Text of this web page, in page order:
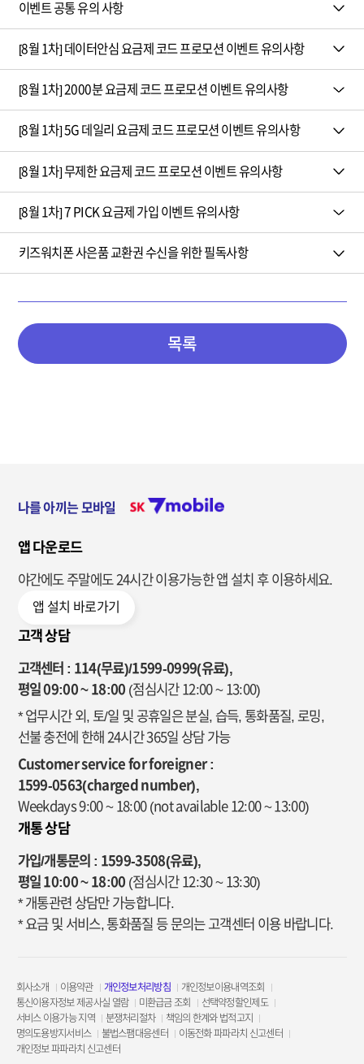
이벤트 공통 유의 사항
[8월 1차] 데이터안심 요금제 코드 프로모션 이벤트 유의사항
[8월 1차] 2000분 요금제 코드 프로모션 이벤트 유의사항
[8월 1차] 5G 데일리 요금제 코드 프로모션 이벤트 유의사항
[8월 1차] 무제한 요금제 코드 프로모션 이벤트 유의사항
[8월 1차] 7 PICK 요금제 가입 이벤트 유의사항
키즈워치폰 사은품 교환권 수신을 위한 필독사항
목록
나를 아끼는 모바일
앱 다운로드
야간에도 주말에도 24시간 이용가능한앱 설치 후 이용하세요.
앱 설치 바로가기
고객 상담
고객센터 : 114(무료)/1599-0999(유료),
평일 09:00 ~ 18:00 (점심시간 12:00 ~ 13:00)
* 업무시간 외, 토/일 및 공휴일은 분실, 습득, 통화품질, 로밍,
선불 충전에 한해 24시간 365일 상담 가능
Customer service for foreigner :
1599-0563(charged number),
Weekdays 9:00 ~ 18:00 (not available 12:00 ~ 13:00)
개통 상담
가입/개통문의 : 1599-3508(유료),
평일 10:00 ~ 18:00 (점심시간 12:30 ~ 13:30)
* 개통관련 상담만 가능합니다.
* 요금 및 서비스, 통화품질 등 문의는 고객센터 이용 바랍니다.
회사소개 이용약관 개인정보처리방침
개인정보이용내역조회
통신이용자정보 제공사실 열람
미환급금 조회
선택약정할인제도
서비스 이용가능 지역
분쟁처리절차
책임의 한계와 법적고지
명의도용방지서비스
불법스팸대응센터
이동전화 파파라치 신고센터
개인정보 파파라치 신고센터